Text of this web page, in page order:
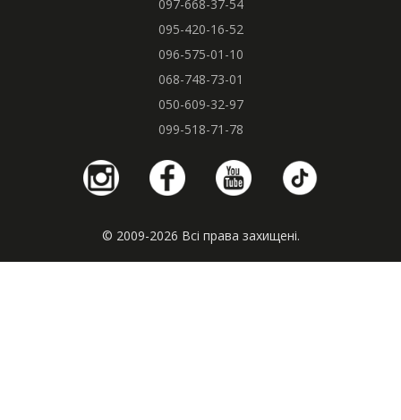
097-668-37-54
095-420-16-52
096-575-01-10
068-748-73-01
050-609-32-97
099-518-71-78
© 2009-2026 Всі права захищені.